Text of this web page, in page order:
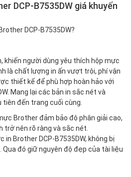
DCP-B7535DW giá khuyến
DCP-B7535DW?
khiến người dùng yêu thích hộp mực
là chất lượng in ấn vượt trội, phí vận
thiết kế để phù hợp hoàn hảo với
Mang lại các bản in sắc nét và
đến trang cuối cùng.
Brother đảm bảo độ phân giải cao,
trở nên rõ ràng và sắc nét.
in Brother DCP-B7535DW, không bị
đó giữ nguyên độ đẹp của tài liệu